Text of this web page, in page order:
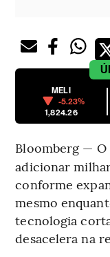
MELI
-5.23%
1,824.26
Bloomberg — O
adicionar
conforme
mesmo
tecnologia
desacelera na